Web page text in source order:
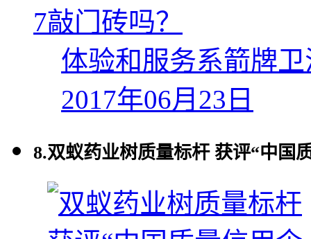
7
体验和服务系箭牌
2017年06月23日
8.双蚁药业树质量标杆 获评“中国